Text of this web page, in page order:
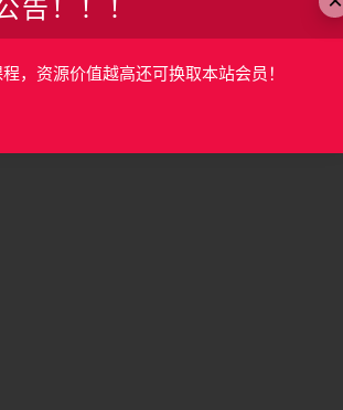
告！！！
，资源价值越高还可换取本站会员！